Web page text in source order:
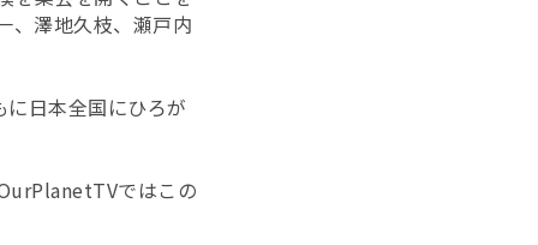
、澤地久枝、瀬戸内
日本全国にひろが
ではこの